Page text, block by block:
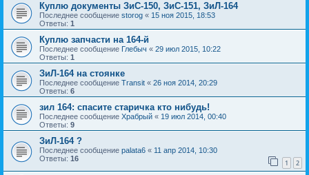
Куплю документы ЗиС-150, ЗиС-151, ЗиЛ-164
Последнее сообщение storog « 15 ноя 2015, 18:53
Ответы: 1
Куплю запчасти на 164-й
Последнее сообщение Глебыч « 29 июл 2015, 10:22
Ответы: 1
ЗиЛ-164 на стоянке
Последнее сообщение Transit « 26 ноя 2014, 20:29
Ответы: 6
зил 164: спасите старичка кто нибудь!
Последнее сообщение Храбрый « 19 июл 2014, 00:40
Ответы: 9
ЗиЛ-164 ?
Последнее сообщение palata6 « 11 апр 2014, 10:30
Ответы: 16 1 2